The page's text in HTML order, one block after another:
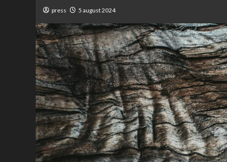
press 5 august 2024